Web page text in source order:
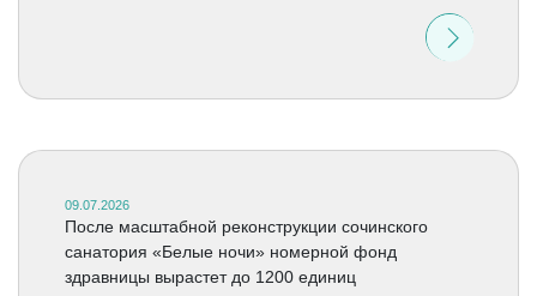
09.07.2026
После масштабной реконструкции сочинского
санатория «Белые ночи» номерной фонд
здравницы вырастет до 1200 единиц